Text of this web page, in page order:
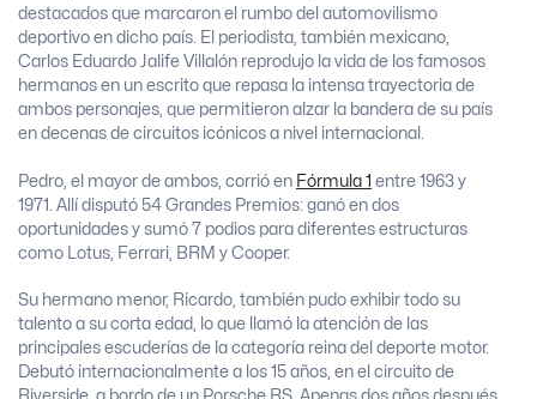
destacados que marcaron el rumbo del automovilismo
deportivo en dicho país. El periodista, también mexicano,
Carlos Eduardo Jalife Villalón reprodujo la vida de los famosos
hermanos en un escrito que repasa la intensa trayectoria de
ambos personajes, que permitieron alzar la bandera de su país
en decenas de circuitos icónicos a nivel internacional.
Pedro, el mayor de ambos, corrió en Fórmula 1 entre 1963 y
1971. Allí disputó 54 Grandes Premios: ganó en dos
oportunidades y sumó 7 podios para diferentes estructuras
como Lotus, Ferrari, BRM y Cooper.
Su hermano menor, Ricardo, también pudo exhibir todo su
talento a su corta edad, lo que llamó la atención de las
principales escuderías de la categoría reina del deporte motor.
Debutó internacionalmente a los 15 años, en el circuito de